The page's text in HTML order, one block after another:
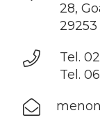
28,
Tel.
Tel.